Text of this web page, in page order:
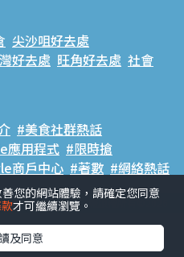
尖沙咀好去處
好去處 旺角好去處 社會
#美食社群熱話
應用程式 #限時搶
商戶中心 #著數 #網絡熱話
香港經濟日報版權所有©2026
您的網站體驗，請確定您同意
才可繼續瀏覽。
及同意